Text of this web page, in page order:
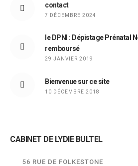
contact
7 DÉCEMBRE 2024
le DPNI : Dépistage Prénatal
remboursé
29 JANVIER 2019
Bienvenue sur ce site
10 DÉCEMBRE 2018
CABINET DE LYDIE BULTEL
56 RUE DE FOLKESTONE